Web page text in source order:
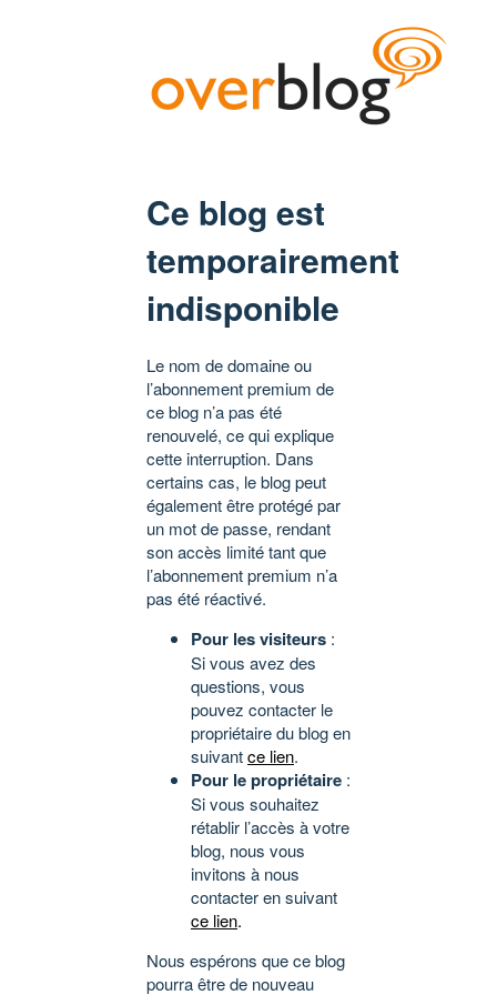
Ce blog est
temporairement
indisponible
Le nom de domaine ou
l’abonnement premium de
ce blog n’a pas été
renouvelé, ce qui explique
cette interruption. Dans
certains cas, le blog peut
également être protégé par
un mot de passe, rendant
son accès limité tant que
l’abonnement premium n’a
pas été réactivé.
Pour les visiteurs :
Si vous avez des
questions, vous
pouvez contacter le
propriétaire du blog en
suivantce lien.
Pour le propriétaire :
Si vous souhaitez
rétablir l’accès à votre
blog, nous vous
invitons à nous
contacter en suivant
ce lien.
Nous espérons que ce blog
pourra être de nouveau